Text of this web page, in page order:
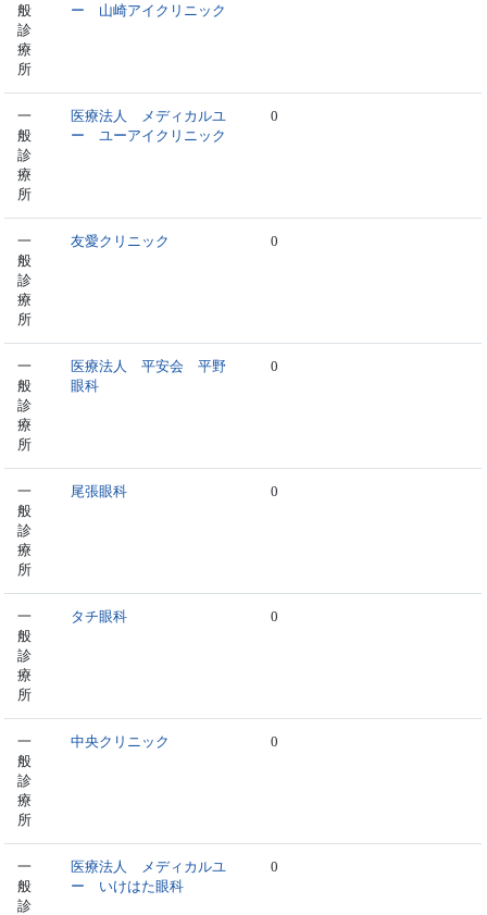
般
診
療
所
ー 山崎アイクリニック
一
般
診
療
所
医療法人 メディカルユ
ー ユーアイクリニック
0
一
般
診
療
所
友愛クリニック 0
一
般
診
療
所
医療法人 平安会 平野
眼科
0
一
般
診
療
所
尾張眼科 0
一
般
診
療
所
タチ眼科 0
一
般
診
療
所
中央クリニック 0
一
般
診
医療法人 メディカルユ
ー いけはた眼科
0